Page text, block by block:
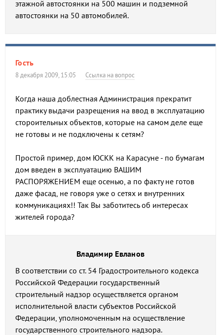
этажной автостоянки на 500 машин и подземной
автостоянки на 50 автомобилей.
Гость
8 декабря 2009, 15:05 Ссылка на вопрос
Когда наша доблестная Администрация прекратит
практику выдачи разрещения на ввод в эксплуатацию
стороительных объектов, которые на самом деле еще
не готовы и не подключены к сетям?
Простой пример, дом ЮСКК на Карасуне - по бумагам
дом введен в эксплуатацию ВАШИМ
РАСПОРЯЖЕНИЕМ еще осенью, а по факту не готов
даже фасад, не говоря уже о сетях и внутренних
коммуникациях!! Так Вы заботитесь об интересах
жителей города?
Владимир Евланов
В соответствии со ст. 54 Градостроительного кодекса
Российской Федерации государственный
строительный надзор осуществляется органом
исполнительной власти субъектов Российской
Федерации, уполномоченным на осуществление
государственного строительного надзора.